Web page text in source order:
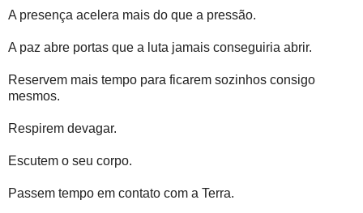
A presença acelera mais do que a pressão.
A paz abre portas que a luta jamais conseguiria abrir.
Reservem mais tempo para ficarem sozinhos consigo
mesmos.
Respirem devagar.
Escutem o seu corpo.
Passem tempo em contato com a Terra.